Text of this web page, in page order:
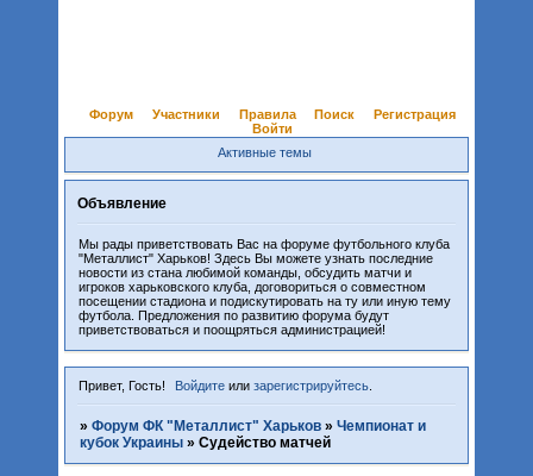
Форум Участники Правила Поиск
Регистрация
Войти
Активные темы
Объявление
Мы рады приветствовать Вас на форуме футбольного клуба
"Металлист" Харьков! Здесь Вы можете узнать последние
новости из стана любимой команды, обсудить матчи и
игроков харьковского клуба, договориться о совместном
посещении стадиона и подискутировать на ту или иную тему
футбола. Предложения по развитию форума будут
приветствоваться и поощряться администрацией!
Привет, Гость! Войдите илизарегистрируйтесь
» Форум ФК "Металлист" Харьков » Чемпионат и
кубок Украины » Судейство матчей